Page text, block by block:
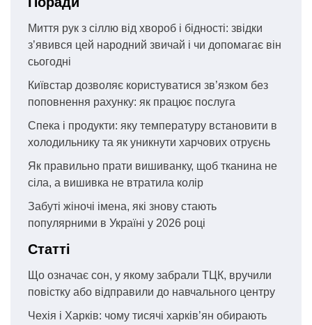
Миття рук з сіллю від хвороб і бідності: звідки
з’явився цей народний звичай і чи допомагає він
сьогодні
Київстар дозволяє користуватися зв’язком без
поповнення рахунку: як працює послуга
Спека і продукти: яку температуру встановити в
холодильнику та як уникнути харчових отруєнь
Як правильно прати вишиванку, щоб тканина не
сіла, а вишивка не втратила колір
Забуті жіночі імена, які знову стають
популярними в Україні у 2026 році
Статті
Що означає сон, у якому забрали ТЦК, вручили
повістку або відправили до навчального центру
Чехія і Харків: чому тисячі харків’ян обирають